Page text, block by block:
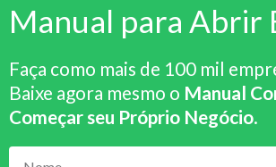
Manual para Abrir
Faça como mais de 100 mil
Baixe agora mesmo o Manual
Começar seu Próprio Negócio.